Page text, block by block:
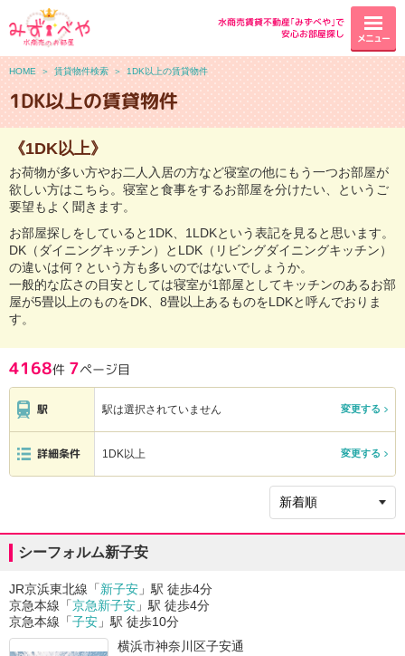
水商売賃貸不動産｢みずべや｣で
安心お部屋探し
メニュー
HOME ＞ 賃貸物件検索 ＞ 1DK以上の賃貸物件
1DK以上の賃貸物件
《1DK以上》
お荷物が多い方やお二人入居の方など寝室の他にもう一つお部屋が
欲しい方はこちら。寝室と食事をするお部屋を分けたい、というご
要望もよく聞きます。
お部屋探しをしていると1DK、1LDKという表記を見ると思います。
DK（ダイニングキッチン）とLDK（リビングダイニングキッチン）
の違いは何？という方も多いのではないでしょうか。
一般的な広さの目安としては寝室が1部屋としてキッチンのあるお部
屋が5畳以上のものをDK、8畳以上あるものをLDKと呼んでおりま
す。
4168件 7ページ目
駅 駅は選択されていません 変更する
詳細条件 1DK以上 変更する
シーフォルム新子安
JR京浜東北線「新子安 」駅 徒歩4分
京急本線「京急新子安 」駅 徒歩4分
京急本線「子安 」駅 徒歩10分
横浜市神奈川区子安通